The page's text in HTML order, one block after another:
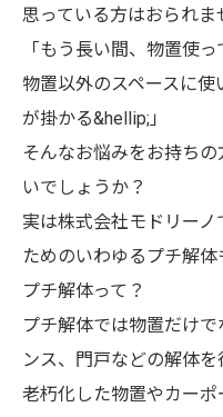
思っている方はおられま
「もう長い間、物置使
物置以外のスペースに
が掛かる&hellip;」
そんなお悩みをお持ち
いでしょうか？
実は株式会社モドリー
ためのいわゆるプチ解体
プチ解体って？
プチ解体では物置だけ
ンス、門戸などの解体を
老朽化した物置やカー